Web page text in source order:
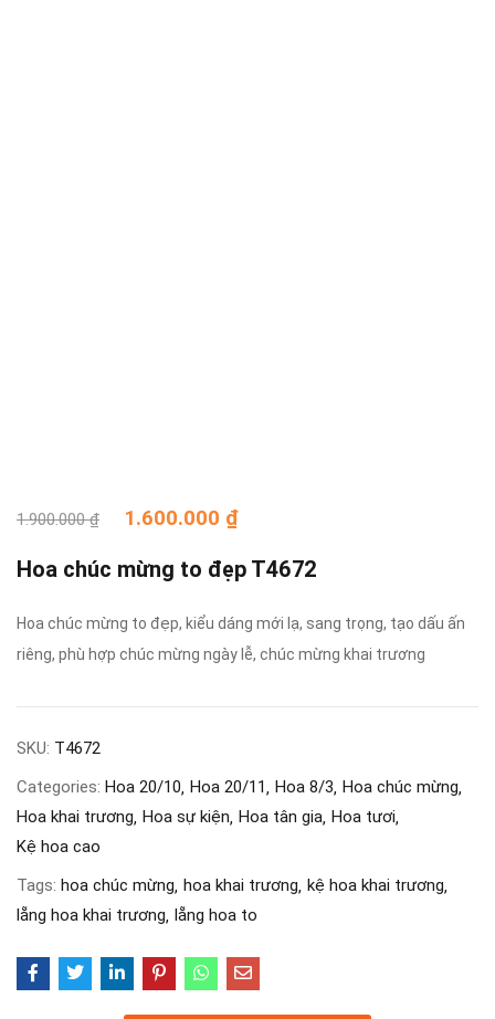
1.900.000₫ 1.600.000 ₫
Hoa chúc mừng to đẹp T4672
Hoa chúc mừng to đẹp, kiểu dáng mới lạ, sang trọng, tạo dấu ấn
riêng, phù hợp chúc mừng ngày lễ, chúc mừng khai trương
SKU: T4672
Categories: Hoa 20/10 Hoa 20/11 Hoa 8/3
Hoa chúc mừng
Hoa khai trương
Hoa sự kiện Hoa tân gia Hoa tươi
Kệ hoa cao
Tags: hoa chúc mừng hoa khai trương
kệ hoa khai trương
lẵng hoa khai trương
lẵng hoa to